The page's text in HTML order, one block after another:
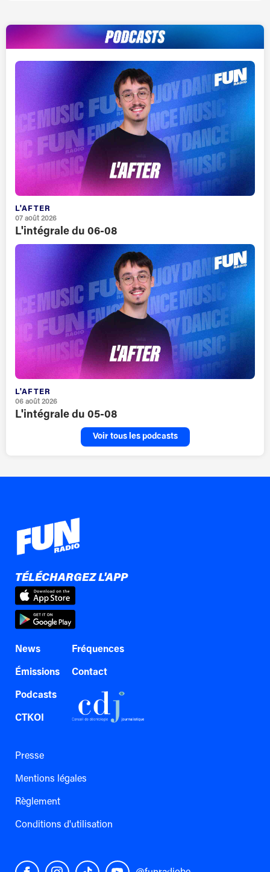
L'AFTER
07 août 2026
L'intégrale du 06-08
L'AFTER
06 août 2026
L'intégrale du 05-08
Voir tous les podcasts
TÉLÉCHARGEZ L'APP
News
Émissions
Podcasts
CTKOI
Fréquences
Contact
Presse
Mentions légales
Règlement
Conditions d'utilisation